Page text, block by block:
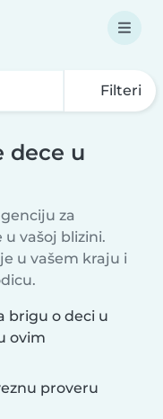
Filteri
dece u
za
vašoj blizini.
u vašem kraju i
brigu o deci u
ovim
proveru